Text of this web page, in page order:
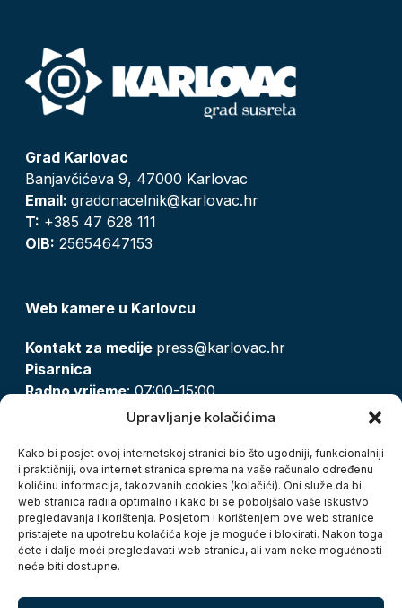
Upravljanje kolačićima
Kako bi posjet ovoj internetskoj stranici bio što ugodniji, funkcionalniji
i praktičniji, ova internet stranica sprema na vaše računalo određenu
količinu informacija, takozvanih cookies (kolačići). Oni služe da bi
web stranica radila optimalno i kako bi se poboljšalo vaše iskustvo
pregledavanja i korištenja. Posjetom i korištenjem ove web stranice
pristajete na upotrebu kolačića koje je moguće i blokirati. Nakon toga
ćete i dalje moći pregledavati web stranicu, ali vam neke mogućnosti
neće biti dostupne.
Grad Karlovac
Banjavčićeva 9, 47000 Karlovac
Email: gradonacelnik@karlovac.hr
T: +385 47 628 111
OIB: 25654647153
Web kamere u Karlovcu
Kontakt za medije press@karlovac.hr
Pisarnica
Radno vrijeme: 07:00-15:00
pisarnica@karlovac.hr
Zaštita osobnih podataka
Pristup informacijama
Kolačići
Izjava o pristupačnosti